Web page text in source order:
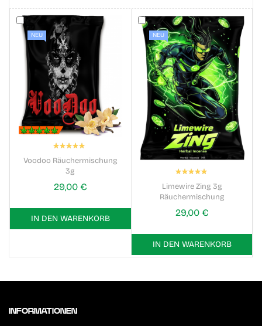
NEU
Bewertung:
Voodoo Räuchermischung
3g
29,00 €
IN DEN WARENKORB
NEU
Bewertung:
Limewire Zing 3g
Räuchermischung
29,00 €
IN DEN WARENKORB
INFORMATIONEN